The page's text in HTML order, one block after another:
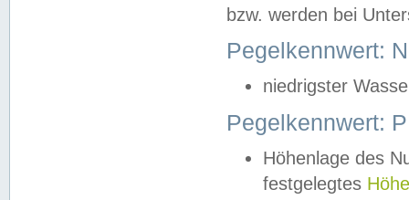
bzw. werden bei
Pegelkennwert:
niedrigster
Pegelkennwert:
Höhenlage des
festgelegtes